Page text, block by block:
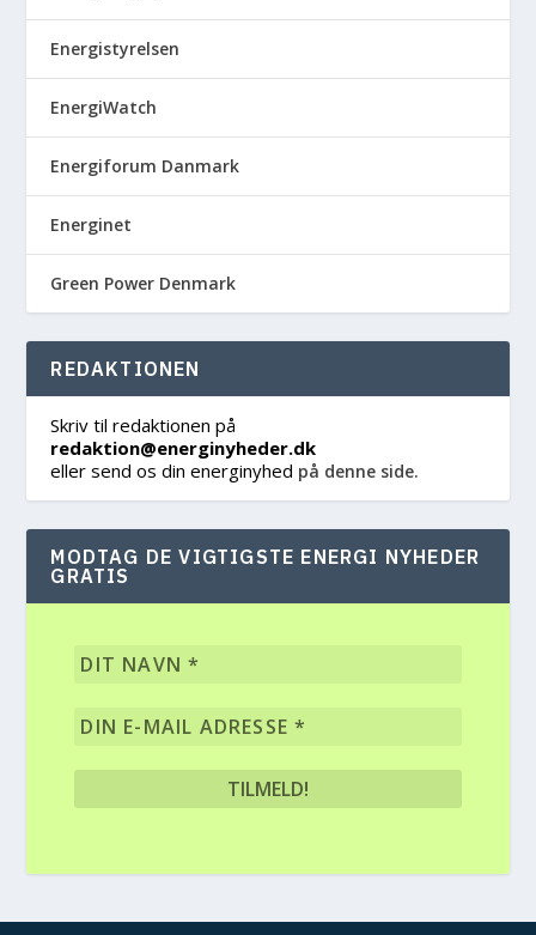
Energistyrelsen
EnergiWatch
Energiforum Danmark
Energinet
Green Power Denmark
REDAKTIONEN
Skriv til redaktionen på
redaktion@energinyheder.dk
eller send os din energinyhed på denne side.
MODTAG DE VIGTIGSTE ENERGI NYHEDER
GRATIS